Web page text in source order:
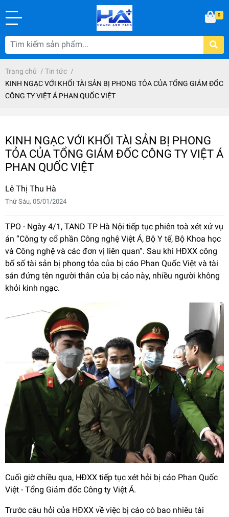
0
Trang chủ / Tin tức /
KINH NGẠC VỚI KHỐI TÀI SẢN BỊ PHONG TỎA CỦA TỔNG GIÁM ĐỐC
CÔNG TY VIỆT Á PHAN QUỐC VIỆT
KINH NGẠC VỚI KHỐI TÀI SẢN BỊ PHONG
TỎA CỦA TỔNG GIÁM ĐỐC CÔNG TY VIỆT Á
PHAN QUỐC VIỆT
Lê Thị Thu Hà
Thứ Sáu, 05/01/2024
TPO - Ngày 4/1, TAND TP Hà Nội tiếp tục phiên toà xét xử vụ
án “Công ty cổ phần Công nghệ Việt Á, Bộ Y tế, Bộ Khoa học
và Công nghệ và các đơn vị liên quan”. Sau khi HĐXX công
bố số tài sản bị phong tỏa của bị cáo Phan Quốc Việt và tài
sản đứng tên người thân của bị cáo này, nhiều người không
khỏi kinh ngạc.
Cuối giờ chiều qua, HĐXX tiếp tục xét hỏi bị cáo Phan Quốc
Việt - Tổng Giám đốc Công ty Việt Á.
Trước câu hỏi của HĐXX về việc bị cáo có bao nhiêu tài